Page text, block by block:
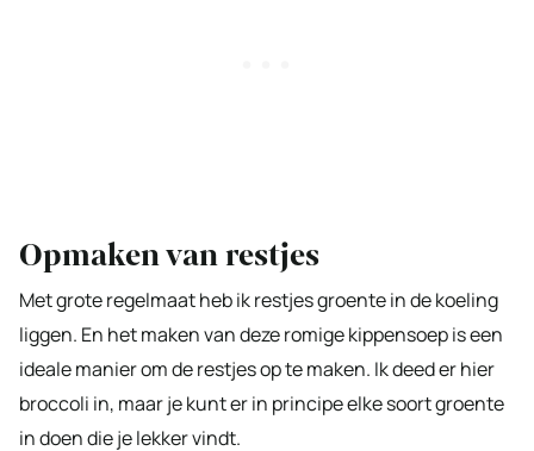
Opmaken van restjes
Met grote regelmaat heb ik restjes groente in de koeling
liggen. En het maken van deze romige kippensoep is een
ideale manier om de restjes op te maken. Ik deed er hier
broccoli in, maar je kunt er in principe elke soort groente
in doen die je lekker vindt.